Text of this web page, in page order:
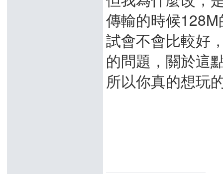
傳輸的時候
試會不會比較好
的問題，關於這
所以你真的想玩